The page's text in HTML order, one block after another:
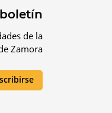
de la
Zamora